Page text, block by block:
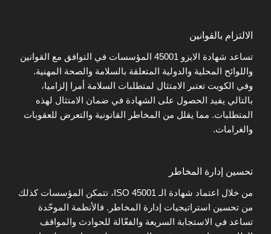
الالتزام بالقوانين
تساعد شهادة الايزو 45001 المؤسسات في التوافق مع القوانين
واللوائح المحلية والدولية المتعلقة بالسلامة والصحة المهنية.
وفي الكويت تعتبر الامتثال لمتطلبات السلامة أمرا إلزاميا،
بالتالي يفيد الحصول على الشهادة في ضمان الامتثال لهذه
المتطلبات. مما يقلل من المخاطر القانونية والتعرض للعقوبات
والغرامات.
تحسين إدارة المخاطر
من خلال اعتماد شهادة الـ ISO 45001، تتمكن المؤسسات كذلك
من تحسين استراتيجيات إدارة المخاطر. فالأنظمة الموحّدة
تساعد في الاستجابة السريعة والفعّالة للحوادث والمواقف